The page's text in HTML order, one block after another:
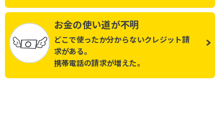
お金の使い道が不明
どこで使ったか分からないクレジット請
求がある。
携帯電話の請求が増えた。